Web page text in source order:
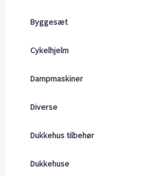
Byggesæt
Cykelhjelm
Dampmaskiner
Diverse
Dukkehus tilbehør
Dukkehuse